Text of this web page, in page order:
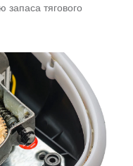
запаса тягового